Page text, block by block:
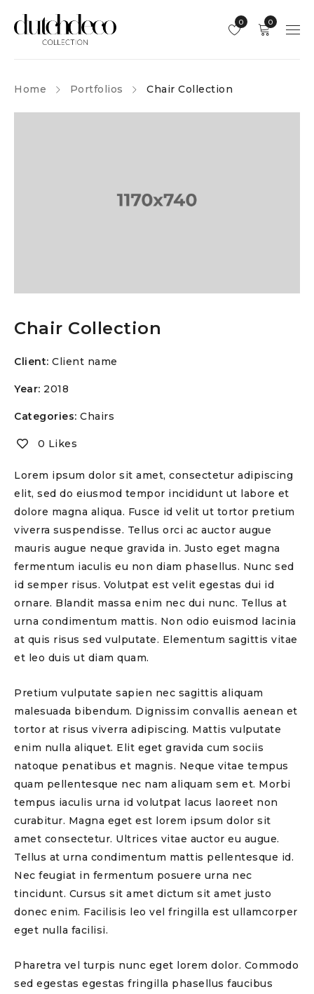
0
0
Home Portfolios Chair Collection
Chair Collection
Client: Client name
Year: 2018
Categories: Chairs
0 Likes
Lorem ipsum dolor sit amet, consectetur adipiscing
elit, sed do eiusmod tempor incididunt ut labore et
dolore magna aliqua. Fusce id velit ut tortor pretium
viverra suspendisse. Tellus orci ac auctor augue
mauris augue neque gravida in. Justo eget magna
fermentum iaculis eu non diam phasellus. Nunc sed
id semper risus. Volutpat est velit egestas dui id
ornare. Blandit massa enim nec dui nunc. Tellus at
urna condimentum mattis. Non odio euismod lacinia
at quis risus sed vulputate. Elementum sagittis vitae
et leo duis ut diam quam.
Pretium vulputate sapien nec sagittis aliquam
malesuada bibendum. Dignissim convallis aenean et
tortor at risus viverra adipiscing. Mattis vulputate
enim nulla aliquet. Elit eget gravida cum sociis
natoque penatibus et magnis. Neque vitae tempus
quam pellentesque nec nam aliquam sem et. Morbi
tempus iaculis urna id volutpat lacus laoreet non
curabitur. Magna eget est lorem ipsum dolor sit
amet consectetur. Ultrices vitae auctor eu augue.
Tellus at urna condimentum mattis pellentesque id.
Nec feugiat in fermentum posuere urna nec
tincidunt. Cursus sit amet dictum sit amet justo
donec enim. Facilisis leo vel fringilla est ullamcorper
eget nulla facilisi.
Pharetra vel turpis nunc eget lorem dolor. Commodo
sed egestas egestas fringilla phasellus faucibus